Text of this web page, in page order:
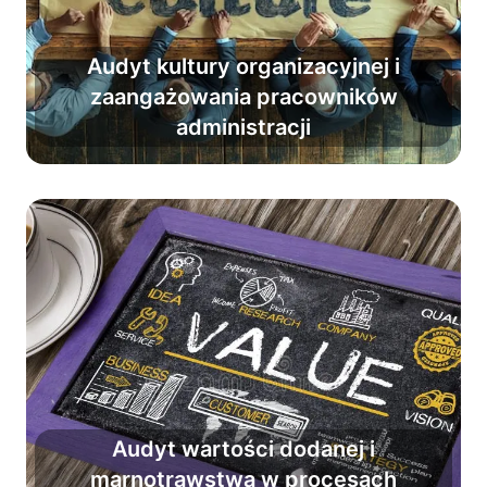
Audyt kultury organizacyjnej i
zaangażowania pracowników
administracji
Podnieś zaangażowanie
pracowników i kulturę organizacyjną
nawet trzykrotnie.
Audyt wartości dodanej i
marnotrawstwa w procesach